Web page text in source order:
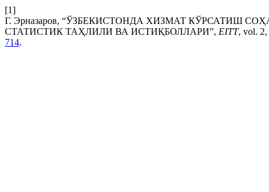
[1]
Г. Эрназаров, “ЎЗБЕКИСТОНДА ХИЗМАТ
СТАТИСТИК ТАҲЛИЛИ ВА ИСТИҚБОЛЛАРИ”, EITT, vol. 2,
714.